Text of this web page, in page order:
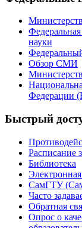
науки
Обзор СМИ
Федерации
Быстрый
Расписание
Библиотека
СамГТУ
Часто
Обратная
Опрос о